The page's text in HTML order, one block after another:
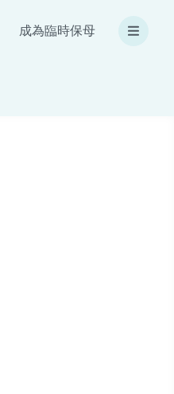
成為臨時保母